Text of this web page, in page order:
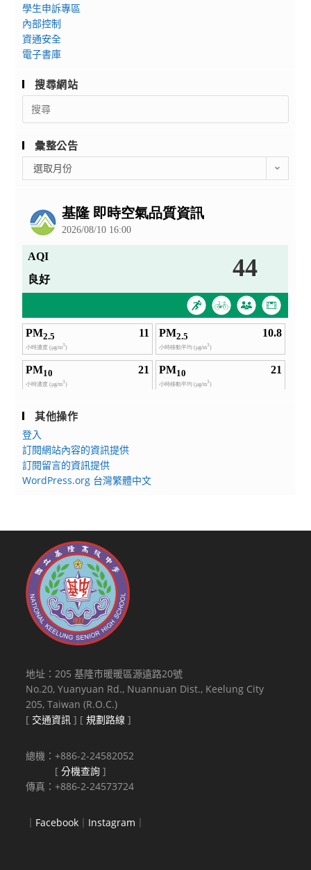
學生申訴專區
內部控制
資通安全
電子書庫
搜尋網站
Search
for:
彙整公告
整
選取月份
其他操作
登入
訂閱網站內容的資訊提供
訂閱留言的資訊提供
WordPress.org 台灣繁體中文
地址：205 基隆市暖暖區源遠路20號
No.20, Yuanyuan Rd., Nuannuan Dist., Keelung City
205, Taiwan (R.O.C.)
[ 交通資訊 ] [規劃路線 ]
總機：+886-2-24582052
[分機查詢 ]
傳真：+886-2-24573724
｜ Facebook ｜ Instagram ｜